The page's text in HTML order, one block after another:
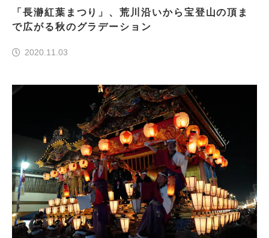
「長瀞紅葉まつり」、荒川沿いから宝登山の頂ま
で広がる秋のグラデーション
2020.11.03